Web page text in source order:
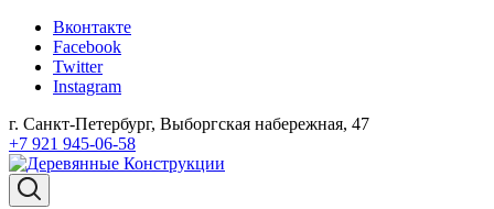
Вконтакте
Facebook
Twitter
Instagram
г. Санкт-Петербург, Выборгская набережная, 47
+7 921 945-06-58